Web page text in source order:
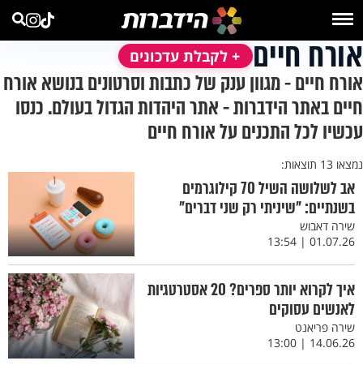
אורח חיים + לקבלת עדכונים
אורח חיים - מגוון ענק של כתבות וסרטונים בנושא אורח
חיים באתר הידברות - אתר היהדות הגדול בעולם. כנסו
עכשיו לכל התכנים על אורח חיים
נמצאו 13 תוצאות:
אב לשלושה השיל 70 קילוגרמים
בשנתיים: "שיניתי רק שני דברים"
שירה דאבוש
01.07.26 | 13:54
איך לקרוא יותר ספרים? 20 אסטרטגיות
לאנשים עסוקים
שירה פריאנט
14.06.26 | 13:00